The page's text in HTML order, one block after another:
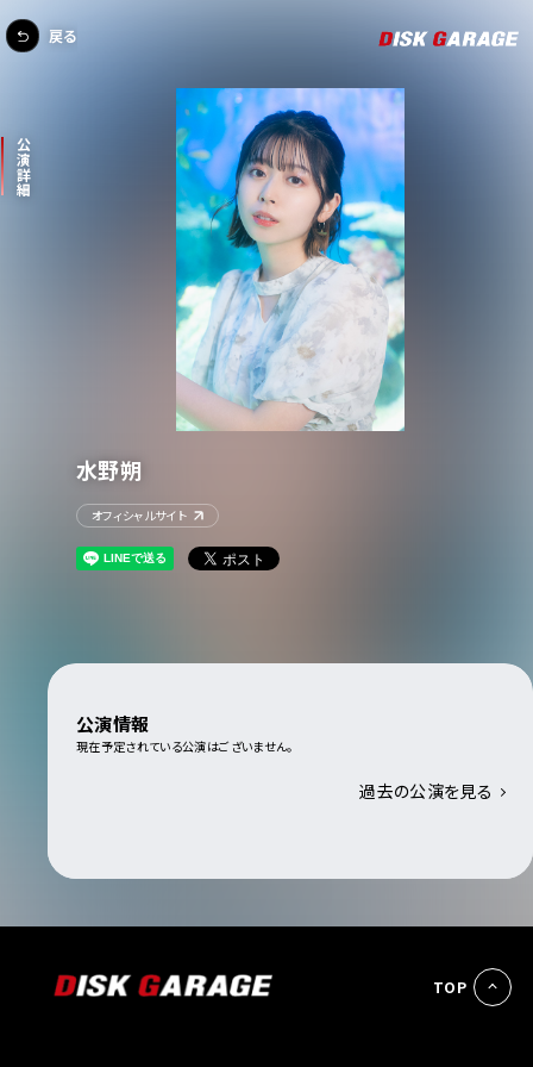
公演詳細
水野朔
オフィシャルサイト
公演情報
現在予定されている公演はございません。
過去の公演を見る
戻る
TOP